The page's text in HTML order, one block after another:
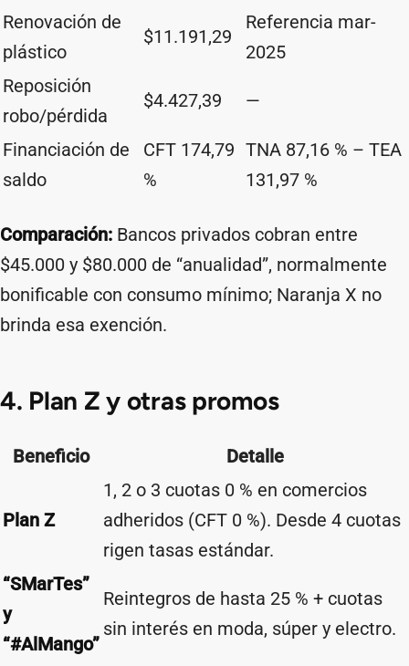
Renovación de
plástico
$11.191,29
Referencia mar-
2025
Reposición
robo/pérdida
$4.427,39 —
Financiación de
saldo
CFT 174,79
%
TNA 87,16 % – TEA
131,97 %
Comparación: Bancos privados cobran entre
$45.000 y $80.000 de “anualidad”, normalmente
bonificable con consumo mínimo; Naranja X no
brinda esa exención.
4. Plan Z y otras promos
Beneficio Detalle
Plan Z
1, 2 o 3 cuotas 0 % en comercios
adheridos (CFT 0 %). Desde 4 cuotas
rigen tasas estándar.
“SMarTes”
y
“#AlMango”
Reintegros de hasta 25 % + cuotas
sin interés en moda, súper y electro.